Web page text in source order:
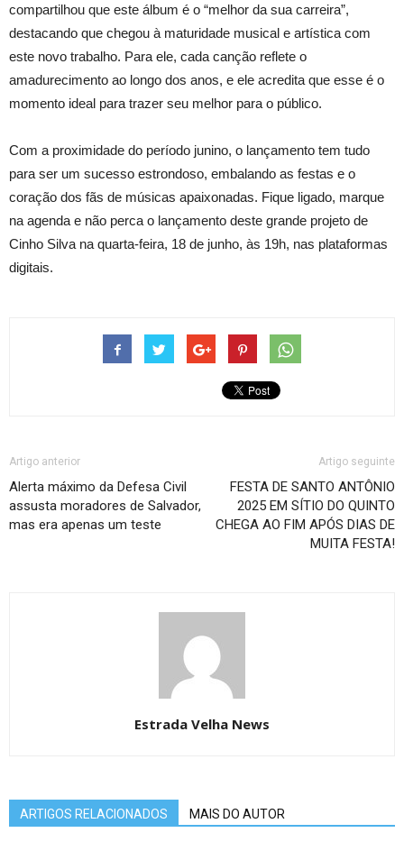
compartilhou que este álbum é o “melhor da sua carreira”,
destacando que chegou à maturidade musical e artística com
este novo trabalho. Para ele, cada canção reflete o
amadurecimento ao longo dos anos, e ele acredita que esse é o
momento ideal para trazer seu melhor para o público.
Com a proximidade do período junino, o lançamento tem tudo
para ser um sucesso estrondoso, embalando as festas e o
coração dos fãs de músicas apaixonadas. Fique ligado, marque
na agenda e não perca o lançamento deste grande projeto de
Cinho Silva na quarta-feira, 18 de junho, às 19h, nas plataformas
digitais.
Artigo anterior
Alerta máximo da Defesa Civil
assusta moradores de Salvador,
mas era apenas um teste
Artigo seguinte
FESTA DE SANTO ANTÔNIO
2025 EM SÍTIO DO QUINTO
CHEGA AO FIM APÓS DIAS DE
MUITA FESTA!
Estrada Velha News
ARTIGOS RELACIONADOS MAIS DO AUTOR